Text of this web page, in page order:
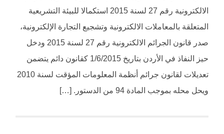
الالكترونية رقم 27 لسنة 2015 استكمالا للبيئة التشريعية
المتعلقة بالمعاملات الالكترونية وتشجيع التجارة الإلكترونية،
صدر قانون الجرائم الالكترونية رقم 27 لسنة 2015 ودخل
حيز النفاذ في الأردن بتاريخ 1/6/2015 كقانون دائم يتضمن
تعديلات لقانون جرائم أنظمة المعلومات المؤقت لسنة 2010
ويحل محله بموجب المادة 94 من الدستور. […]